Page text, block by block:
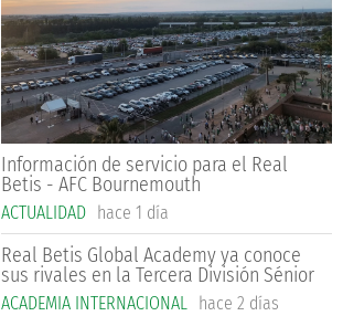
Información de servicio para el Real
Betis - AFC Bournemouth
ACTUALIDAD hace 1 día
Real Betis Global Academy ya conoce
sus rivales en la Tercera División Sénior
ACADEMIA INTERNACIONAL hace 2 días